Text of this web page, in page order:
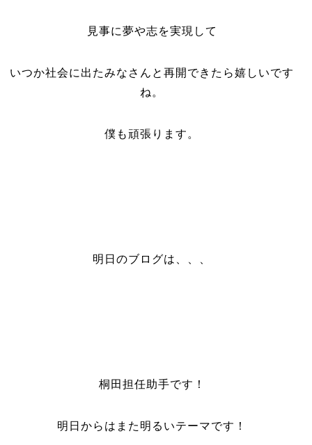
見事に夢や志を実現して
いつか社会に出たみなさんと再開できたら嬉しいです
ね。
僕も頑張ります。
明日のブログは、、、
桐田担任助手です！
明日からはまた明るいテーマです！